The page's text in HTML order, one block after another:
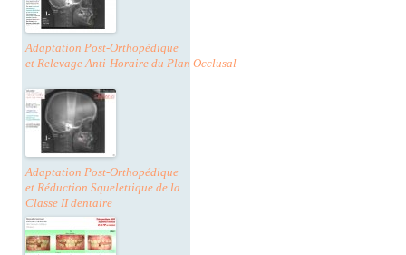
Adaptation Post-Orthopédique
et Relevage Anti-Horaire du Plan Occlusal
Adaptation Post-Orthopédique
et Réduction Squelettique de la
Classe II dentaire